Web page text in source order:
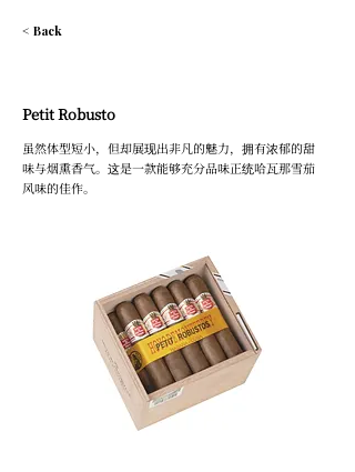
< Back
Petit Robusto
虽然体型短小，但却展现出非凡的魅力，拥有浓郁的甜
味与烟熏香气。这是一款能够充分品味正统哈瓦那雪茄
风味的佳作。